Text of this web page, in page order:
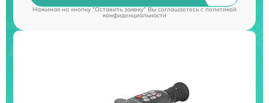
Нажимая на кнопку "Оставить заявку" Вы соглашаетесь cполитикой
конфиденциальности